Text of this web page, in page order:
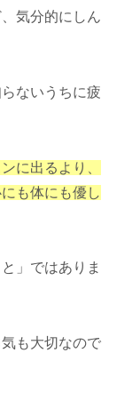
気分的にしん
ないうちに疲
に出るより、
も体にも優し
」ではありま
も大切なので